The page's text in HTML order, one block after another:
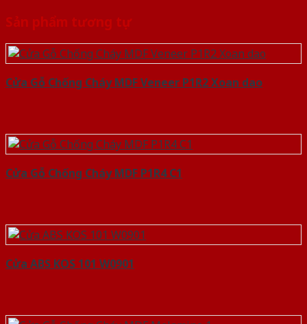
Sản phẩm tương tự
Cửa Gỗ Chống Cháy MDF Veneer P1R2 Xoan dao
Cửa Gỗ Chống Cháy MDF P1R4 C1
Cửa ABS KOS 101 W0901